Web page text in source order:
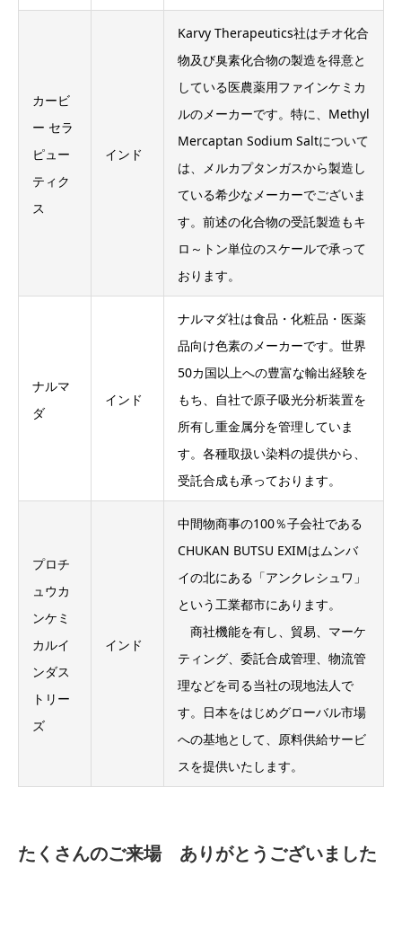
カービ
ー セラ
ピュー
ティク
ス
インド
Karvy Therapeutics社はチオ化合
物及び臭素化合物の製造を得意と
している医農薬用ファインケミカ
ルのメーカーです。特に、Methyl
Mercaptan Sodium Saltについて
は、メルカプタンガスから製造し
ている希少なメーカーでございま
す。前述の化合物の受託製造もキ
ロ～トン単位のスケールで承って
おります。
ナルマ
ダ
インド
ナルマダ社は食品・化粧品・医薬
品向け色素のメーカーです。世界
50カ国以上への豊富な輸出経験を
もち、自社で原子吸光分析装置を
所有し重金属分を管理していま
す。各種取扱い染料の提供から、
受託合成も承っております。
プロチ
ュウカ
ンケミ
カルイ
ンダス
トリー
ズ
インド
中間物商事の100％子会社である
CHUKAN BUTSU EXIMはムンバ
イの北にある「アンクレシュワ」
という工業都市にあります。
商社機能を有し、貿易、マーケ
ティング、委託合成管理、物流管
理などを司る当社の現地法人で
す。日本をはじめグローバル市場
への基地として、原料供給サービ
スを提供いたします。
たくさんのご来場 ありがとうございました